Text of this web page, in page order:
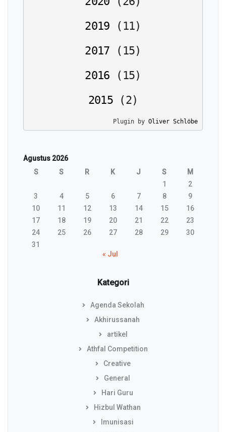
2019
( 11)
2017
( 15)
2016
( 15)
2015
(2)
Plugin by Oliver Schlöbe
Agustus 2026
S
S R K J S
M
1
2
3
4 5 6 7 8
9
10
11 12 13 14 15
16
17
18 19 20 21 22
23
24
25 26 27 28 29
30
31
« Jul
Kategori
Agenda Sekolah
Akhirussanah
artikel
Athfal Competition
Creative
General
Hari Guru
Hizbul Wathan
Imunisasi